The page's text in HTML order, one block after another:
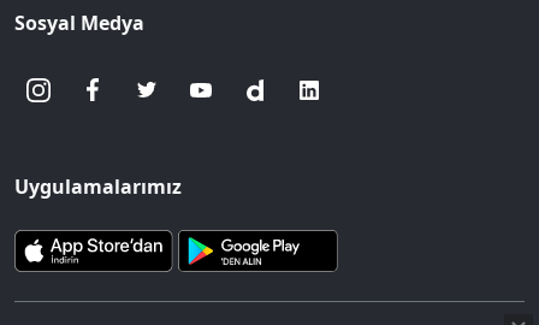
Sosyal Medya
Uygulamalarımız